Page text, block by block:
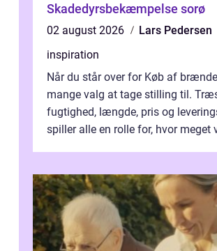
Skadedyrsbekæmpelse sorø
02 august 2026
Lars Pedersen
inspiration
Når du står over for Køb af
mange valg at tage stilling til.
fugtighed, længde, pris og
spiller alle en rolle for, hvor meget